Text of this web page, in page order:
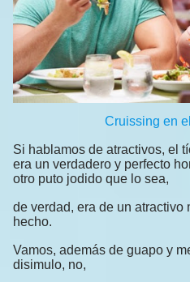
Cruissing en
Si hablamos de atractivos, el
era un verdadero y perfecto
otro puto jodido que lo sea,
de verdad, era de un atractivo
hecho.
Vamos, además de guapo y
disimulo, no,